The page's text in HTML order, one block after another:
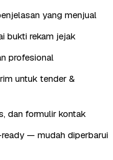
yang menjual
bukti rekam jejak
profesional
untuk tender &
dan formulir kontak
— mudah diperbarui